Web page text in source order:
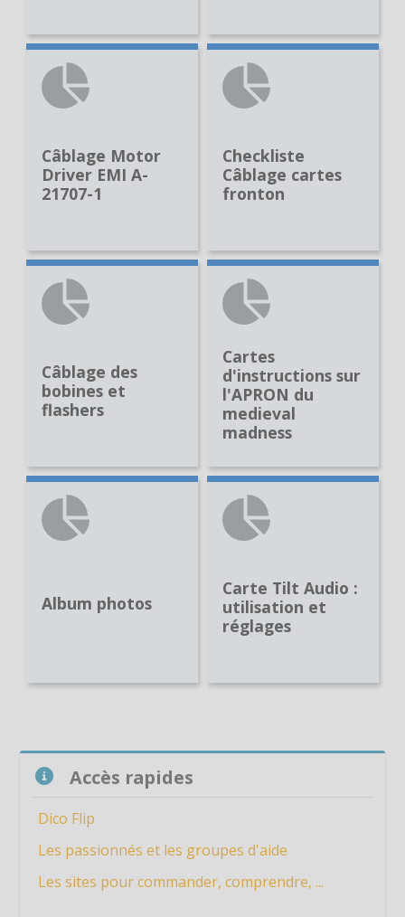
Câblage Motor
Driver EMI A-
21707-1
Checkliste
Câblage cartes
fronton
Câblage des
bobines et
flashers
Cartes
d'instructions sur
l'APRON du
medieval
madness
Album photos
Carte Tilt Audio :
utilisation et
réglages
Accès rapides
Dico Flip
Les passionnés et les groupes d'aide
Les sites pour commander, comprendre, ...